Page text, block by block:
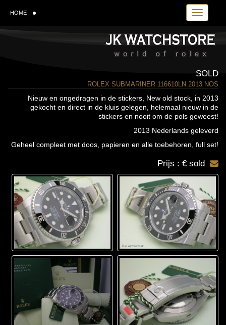
Toggle
HOME
SOLD
ROLEX SUBMARINER 116610LN 2013 NOS
Nieuw en ongedragen in de stickers, New old stock, in 2013
gekocht en direct in de kluis gelegen, helemaal nieuw in de
stickers en nooit om de pols geweest!
2013 Nederlands geleverd
Geheel compleet met doos, papieren en alle toebehoren, full set!
Prijs : € sold